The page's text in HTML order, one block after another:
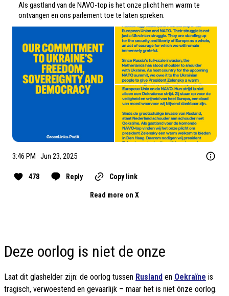
Als gastland van de NAVO-top is het onze plicht hem warm te
ontvangen en ons parlement toe te laten spreken.
3:46 PM · Jun 23, 2025
478 Reply Copy link
Read more on X
Deze oorlog is niet de onze
Laat dit glashelder zijn: de oorlog tussen Rusland en Oekraïne is
tragisch, verwoestend en gevaarlijk – maar het is niet ónze oorlog.